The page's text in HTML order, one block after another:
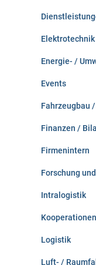
Elektrotechnik
Energie- /
Events
Fahrzeugbau
Finanzen /
Firmenintern
Forschung
Intralogistik
Logistik
Luft- /